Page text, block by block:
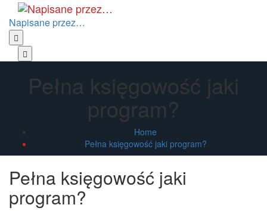
the
content
Napisane przez…
Primary
Menu
Pełna księgowość jaki
program?
Home
Pełna księgowość jaki program?
Pełna księgowość jaki
program?